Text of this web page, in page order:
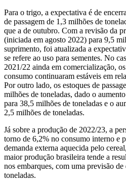
Para o trigo, a expectativa é de
de passagem de 1,3 milhões de
que a de outubro. Com a revisão da
(iniciada em agosto 2022) para 9,5
suprimento, foi atualizada a
se refere ao uso para sementes. No
2021/22 ainda em comercialização,
consumo continuaram estáveis em
Por outro lado, os estoques de
milhões de toneladas, dado o
para 38,5 milhões de toneladas e o
2,5 milhões de toneladas.
Já sobre a produção de 2022/23, a
torno de 6,2% no consumo interno e
demanda externa aquecida pelo
maior produção brasileira tende a
nos embarques, com uma previsão
toneladas.